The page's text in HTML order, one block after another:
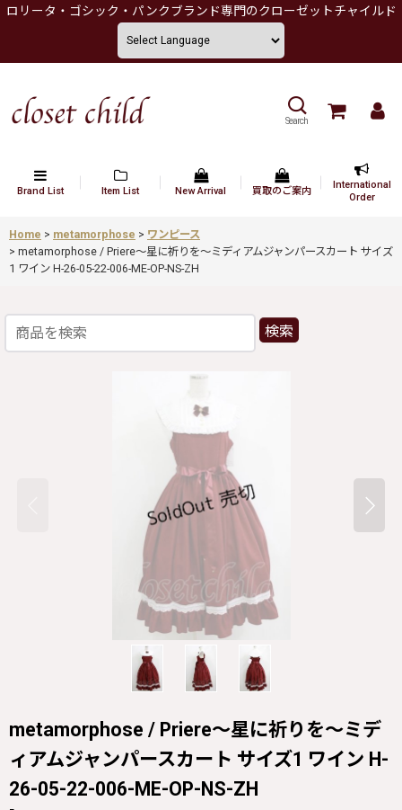
ロリータ・ゴシック・パンクブランド専門のクローゼットチャイルド
Search
Brand List Item List New Arrival 買取のご案内
International
Order
Home > metamorphose > ワンピース
> metamorphose / Priere〜星に祈りを〜ミディアムジャンパースカート サイズ
1 ワイン H-26-05-22-006-ME-OP-NS-ZH
検索
metamorphose / Priere〜星に祈りを〜ミデ
ィアムジャンパースカート サイズ1 ワイン H-
26-05-22-006-ME-OP-NS-ZH